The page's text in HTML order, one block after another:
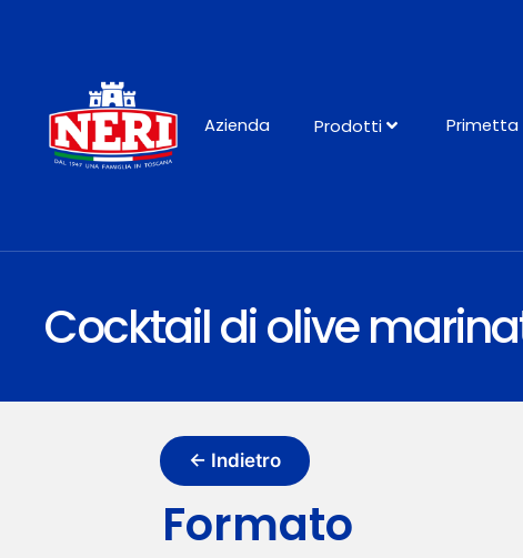
Azienda Prodotti Primetta
Cocktail di olive
← Indietro
Formato